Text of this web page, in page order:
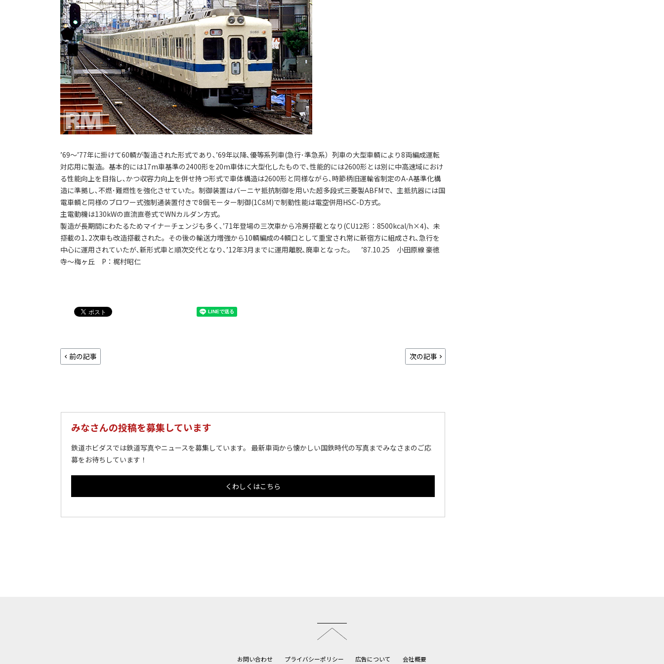
’69～’77年に掛けて60輌が製造された形式であり､’69年以降､優等系列車(急行･準急系）列車の大型車輌により8両編成運転
対応用に製造。基本的には17m車基準の2400形を20m車体に大型化したもので､性能的には2600形とは別に中高速域におけ
る性能向上を目指し､かつ収容力向上を併せ持つ形式で車体構造は2600形と同様ながら､時節柄旧運輸省制定のA-A基準化構
造に準拠し､不燃･難燃性を強化させていた。制御装置はバーニヤ抵抗制御を用いた超多段式三菱製ABFMで、主抵抗器には国
電車輌と同様のブロワー式強制通装置付きで8個モーター制御(1C8M)で制動性能は電空併用HSC-D方式。
主電動機は130kWの直流直巻式でWNカルダン方式。
製造が長期間にわたるためマイナーチェンジも多く､’71年登場の三次車から冷房搭載となり(CU12形：8500kcal/h×4)、未
搭載の1､2次車も改造搭載された。その後の輸送力増強から10輌編成の4輌口として重宝され常に新宿方に組成され､急行を
中心に運用されていたが､新形式車と順次交代となり､’12年3月までに運用離脱､廃車となった。 ’87.10.25 小田原線 豪徳
寺～梅ヶ丘 P：梶村昭仁
前の記事 次の記事
みなさんの投稿を募集しています
鉄道ホビダスでは鉄道写真やニュースを募集しています。 最新車両から懐かしい国鉄時代の写真までみなさまのご応
募をお待ちしています！
くわしくはこちら
お問い合わせ プライバシーポリシー 広告について 会社概要